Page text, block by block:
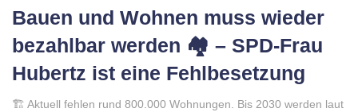
Bauen und Wohnen muss wieder
bezahlbar werden 🏘 – SPD-Frau
Hubertz ist eine Fehlbesetzung
🏗 Aktuell fehlen rund 800.000 Wohnungen. Bis 2030 werden laut